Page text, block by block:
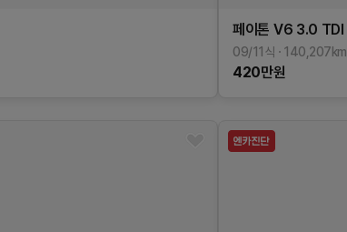
페이톤 V6 3.0 TDI
09/11식 140,207km
420만원